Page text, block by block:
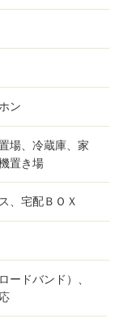
ン
場、冷蔵庫、家
置き場
、宅配ＢＯＸ
ードバンド）、